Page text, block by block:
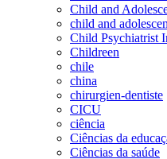
Child and
child and
Child Psychiatrist
Childreen
chile
china
chirurgien-dentiste
CICU
ciência
Ciências da
Ciências da saúde